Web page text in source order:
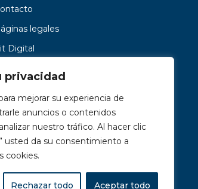
privacidad
mejorar su experiencia de
anuncios o contenidos
nuestro tráfico. Al hacer clic
usted da su consentimiento a
cookies.
Rechazar todo Aceptar todo
legales
Digital